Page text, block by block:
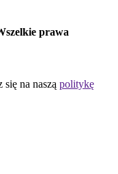
prawa
na naszą politykę